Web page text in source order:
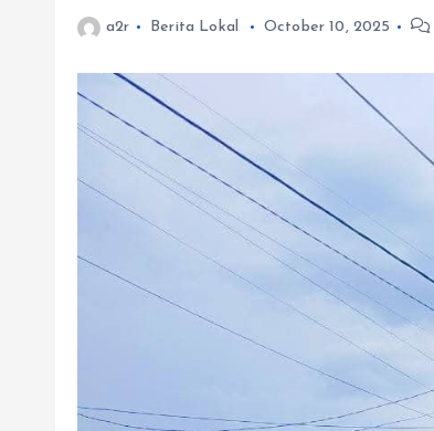
a2r Berita Lokal October 10, 2025